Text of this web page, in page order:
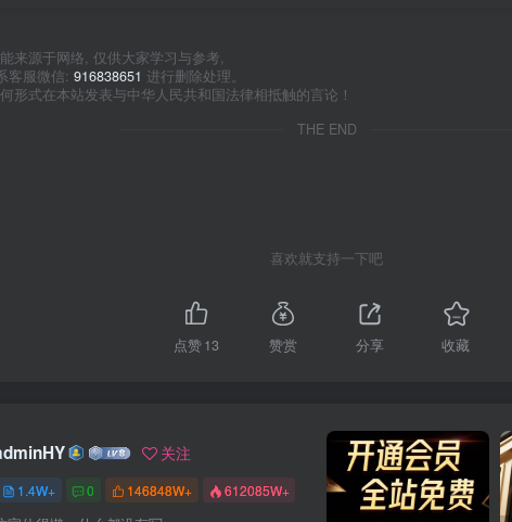
来源于网络, 仅供大家学习与参考,
客服微信: 916838651 进行删除处理。
形式在本站发表与中华人民共和国法律相抵触的言论！
THE END
喜欢就支持一下吧
点赞13 赞赏 分享 收藏
关注
1.4W+ 0 146848W+ 612085W+